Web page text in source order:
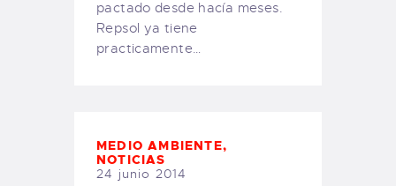
pactado desde hacía meses.
Repsol ya tiene
practicamente…
MEDIO AMBIENTE,
NOTICIAS
24 junio 2014